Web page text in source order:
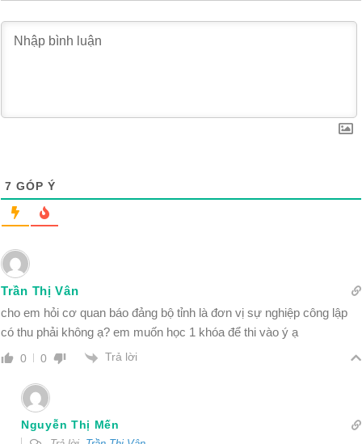
7 GÓP Ý
Trần Thị Vân
cho em hỏi cơ quan báo đảng bộ tỉnh là đơn vị sự nghiệp công lập
có thu phải không ạ? em muốn học 1 khóa để thi vào ý ạ
0 0 Trả lời
Nguyễn Thị Mến